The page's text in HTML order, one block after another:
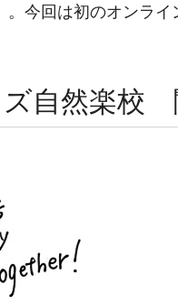
今回は初のオンライ
ズ自然楽校